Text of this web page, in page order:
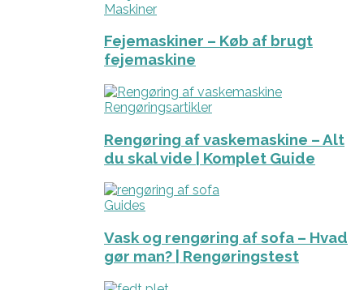
Maskiner
Fejemaskiner – Køb af brugt
fejemaskine
Rengøringsartikler
Rengøring af vaskemaskine – Alt
du skal vide | Komplet Guide
Guides
Vask og rengøring af sofa – Hvad
gør man? | Rengøringstest